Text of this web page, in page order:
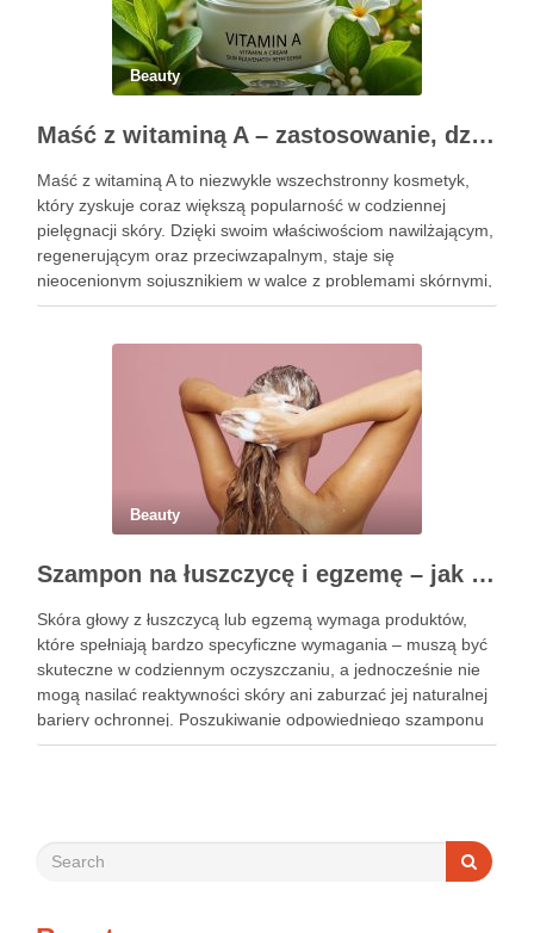
Beauty
Maść z witaminą A – zastosowanie, działanie i bezpieczeństwo stosowania
Maść z witaminą A to niezwykle wszechstronny kosmetyk,
który zyskuje coraz większą popularność w codziennej
pielęgnacji skóry. Dzięki swoim właściwościom nawilżającym,
regenerującym oraz przeciwzapalnym, staje się
nieocenionym sojusznikiem w walce z problemami skórnymi,
takimi jak zmarszczki, trądzik czy podrażnienia. Jej działanie
Beauty
Szampon na łuszczycę i egzemę – jak świadomie dobierać produkty przy wrażliwej skórze głowy?
Skóra głowy z łuszczycą lub egzemą wymaga produktów,
które spełniają bardzo specyficzne wymagania – muszą być
skuteczne w codziennym oczyszczaniu, a jednocześnie nie
mogą nasilać reaktywności skóry ani zaburzać jej naturalnej
bariery ochronnej. Poszukiwanie odpowiedniego szamponu
bywa dla wielu pacjentów procesem długim i frustrującym, bo